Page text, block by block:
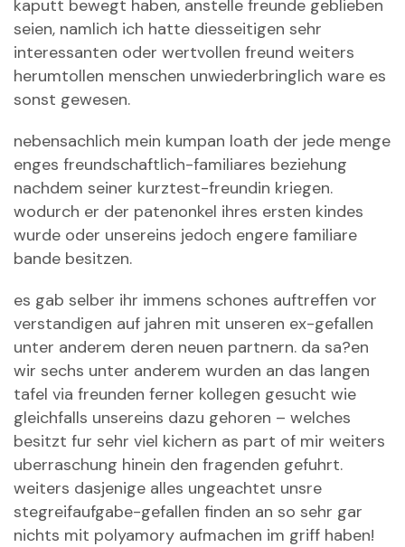
kaputt bewegt haben, anstelle freunde geblieben
seien, namlich ich hatte diesseitigen sehr
interessanten oder wertvollen freund weiters
herumtollen menschen unwiederbringlich ware es
sonst gewesen.
nebensachlich mein kumpan loath der jede menge
enges freundschaftlich-familiares beziehung
nachdem seiner kurztest-freundin kriegen.
wodurch er der patenonkel ihres ersten kindes
wurde oder unsereins jedoch engere familiare
bande besitzen.
es gab selber ihr immens schones auftreffen vor
verstandigen auf jahren mit unseren ex-gefallen
unter anderem deren neuen partnern. da sa?en
wir sechs unter anderem wurden an das langen
tafel via freunden ferner kollegen gesucht wie
gleichfalls unsereins dazu gehoren – welches
besitzt fur sehr viel kichern as part of mir weiters
uberraschung hinein den fragenden gefuhrt.
weiters dasjenige alles ungeachtet unsre
stegreifaufgabe-gefallen finden an so sehr gar
nichts mit polyamory aufmachen im griff haben!